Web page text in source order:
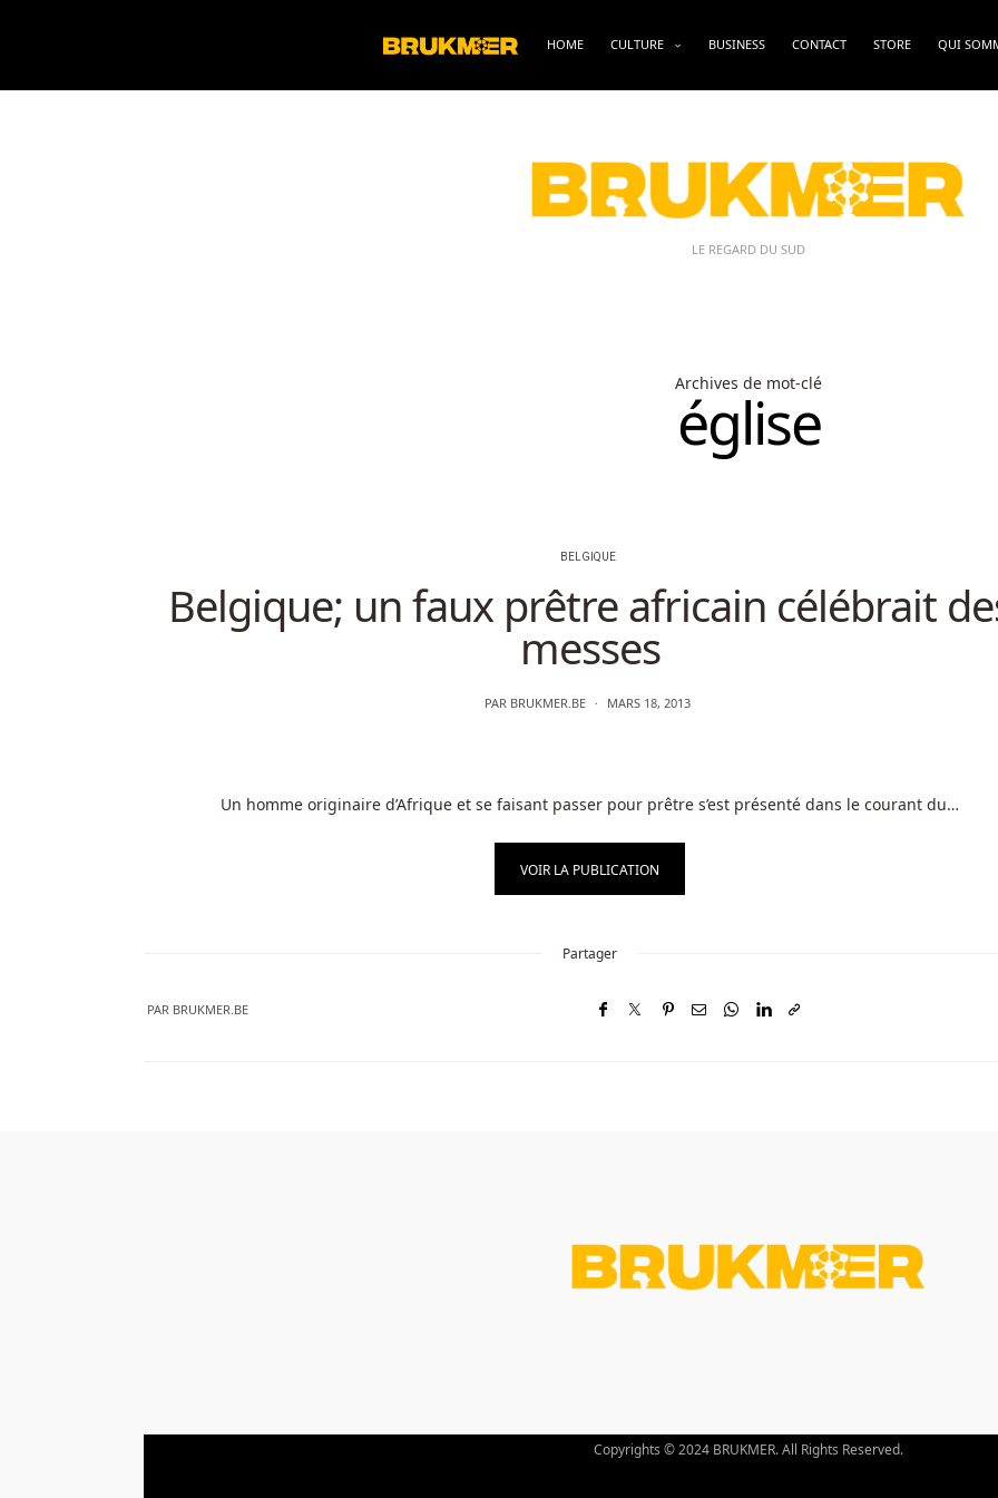
HOME CULTURE BUSINESS CONTACT STORE QUI
LE REGARD DU SUD
Archives de mot-clé
église
BELGIQUE
Belgique; un faux prêtre africain célébrait
messes
PAR BRUKMER.BE MARS 18, 2013
Un homme originaire d’Afrique et se faisant passer pour prêtre s’est présenté dans le courant du…
VOIR LA PUBLICATION
Partager
PAR BRUKMER.BE
Copyrights © 2024 BRUKMER. All Rights Reserved.